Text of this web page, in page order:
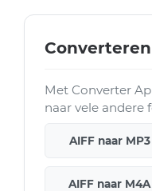
Met Converter
naar vele andere
AIFF naar MP3
AIFF naar M4A